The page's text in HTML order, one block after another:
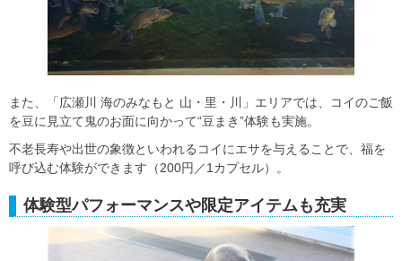
また、「広瀬川 海のみなもと 山・里・川」エリアでは、コイのご飯
を豆に見立て鬼のお面に向かって“豆まき”体験も実施。
不老長寿や出世の象徴といわれるコイにエサを与えることで、福を
呼び込む体験ができます（200円／1カプセル）。
体験型パフォーマンスや限定アイテムも充実